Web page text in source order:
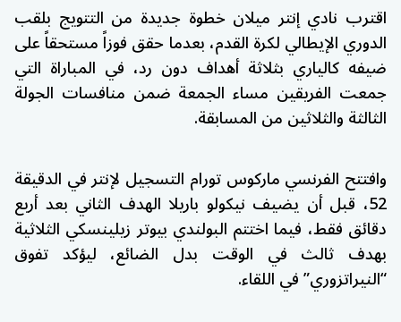
اقترب نادي إنتر ميلان خطوة جديدة من التتويج بلقب
الدوري الإيطالي لكرة القدم، بعدما حقق فوزاً مستحقاً على
ضيفه كالياري بثلاثة أهداف دون رد، في المباراة التي
جمعت الفريقين مساء الجمعة ضمن منافسات الجولة
الثالثة والثلاثين من المسابقة.
وافتتح الفرنسي ماركوس تورام التسجيل لإنتر في الدقيقة
52، قبل أن يضيف نيكولو باريلا الهدف الثاني بعد أربع
دقائق فقط، فيما اختتم البولندي بيوتر زيلينسكي الثلاثية
بهدف ثالث في الوقت بدل الضائع، ليؤكد تفوق
“النيراتزوري” في اللقاء.